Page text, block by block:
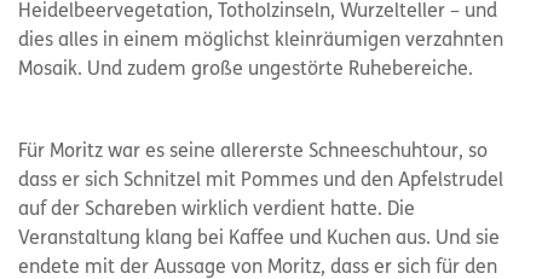
Heidelbeervegetation, Totholzinseln, Wurzelteller – und
dies alles in einem möglichst kleinräumigen verzahnten
Mosaik. Und zudem große ungestörte Ruhebereiche.
Für Moritz war es seine allererste Schneeschuhtour, so
dass er sich Schnitzel mit Pommes und den Apfelstrudel
auf der Schareben wirklich verdient hatte. Die
Veranstaltung klang bei Kaffee und Kuchen aus. Und sie
endete mit der Aussage von Moritz, dass er sich für den